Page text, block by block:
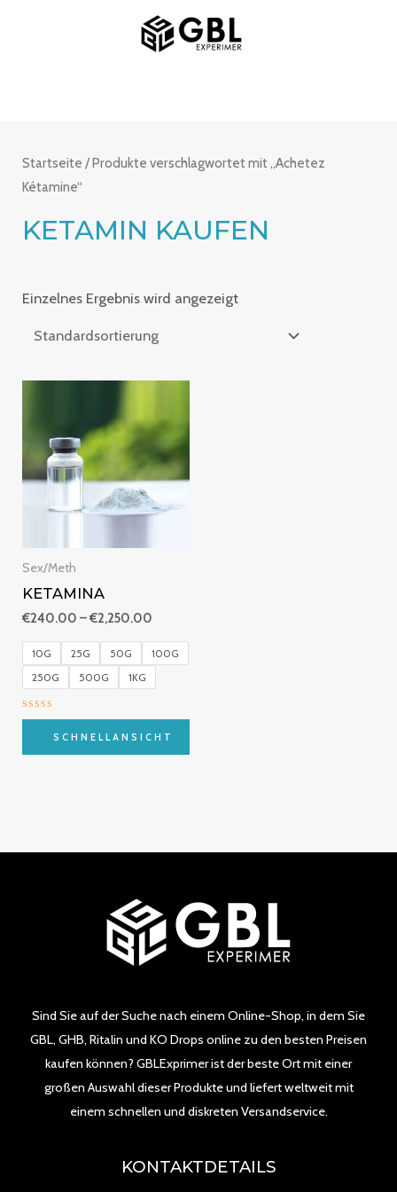
MAIN
MENU
Startseite / Produkte verschlagwortet mit „Achetez
Kétamine“
KETAMIN KAUFEN
Einzelnes Ergebnis wird angezeigt
Sex/Meth
KETAMINA
€240.00 –€2,250.00
bis
€2,250.00
10G 25G 50G
100G
250G
500G 1KG
Bewertet
von
SCHNELLANSICHT
Sind Sie auf der Suche nach einem Online-Shop, in dem Sie
GBL, GHB, Ritalin und KO Drops online zu den besten Preisen
kaufen können? GBLExprimer ist der beste Ort mit einer
großen Auswahl dieser Produkte und liefert weltweit mit
einem schnellen und diskreten Versandservice.
KONTAKTDETAILS